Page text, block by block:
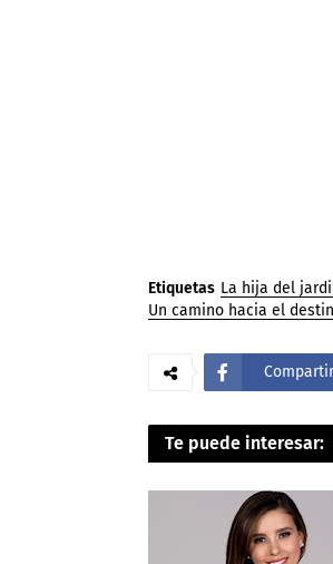
Etiquetas La hija del
Un camino hacia el
Compartir
Te puede interesar: